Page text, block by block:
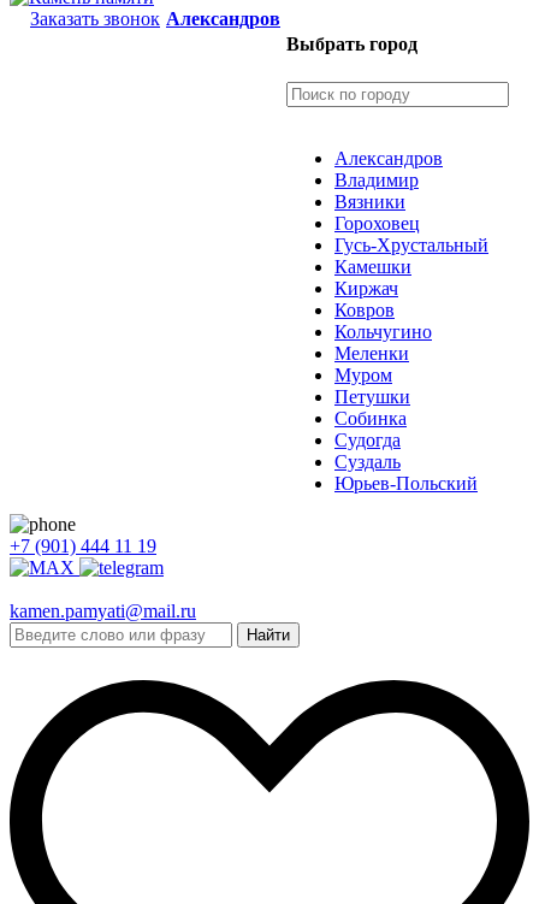
Заказать звонок Александров
Выбрать город
Александров
Владимир
Вязники
Гороховец
Гусь-Хрустальный
Камешки
Киржач
Ковров
Кольчугино
Меленки
Муром
Петушки
Собинка
Судогда
Суздаль
Юрьев-Польский
+7 (901) 444 11 19
kamen.pamyati@mail.ru